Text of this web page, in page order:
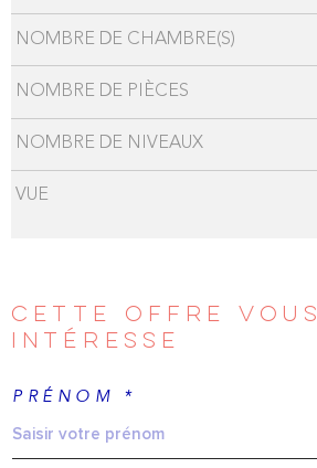
NOMBRE DE CHAMBRE(S)
NOMBRE DE PIÈCES
NOMBRE DE NIVEAUX
VUE
CETTE OFFRE
VOUS
INTÉRESSE
PRÉNOM *